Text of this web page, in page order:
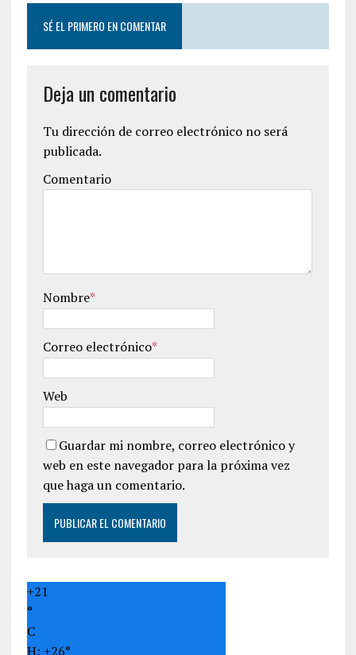
SÉ EL PRIMERO EN COMENTAR
Deja un comentario
Tu dirección de correo electrónico no será
publicada.
Comentario
Nombre*
Correo electrónico*
Web
Guardar mi nombre, correo electrónico y
web en este navegador para la próxima vez
que haga un comentario.
+21
°
C
H: +26°